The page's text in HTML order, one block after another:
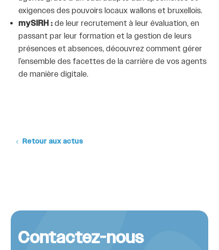
exigences des pouvoirs locaux wallons et bruxellois.
mySIRH :de leur recrutement à leur évaluation, en
passant par leur formation et la gestion de leurs
présences et absences, découvrez comment gérer
l’ensemble des facettes de la carrière de vos agents
de manière digitale.
Retour aux actus
Contactez-nous